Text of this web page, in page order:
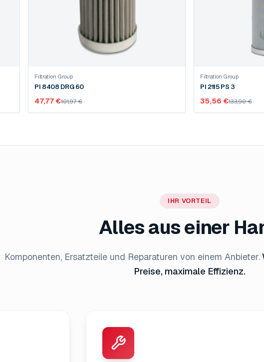
Filtration Group
PI 8408 DRG 60
47,77 €101,97 €
Filtration Group
PI 2115 PS 3
35,56 €133,90 €
IHR VORTEIL
Alles aus einer
Komponenten, Ersatzteile und Reparaturen von einem Anbieter.
Preise, maximale Effizienz.